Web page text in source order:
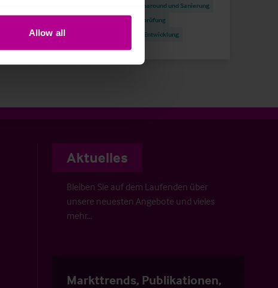
Allow all
Turnaround und Sanierung
Pachtprüfung
Investitionen und Entwicklung
Aktuelles
Bleiben Sie auf dem Laufenden über
unsere neuesten Angebote und vieles
mehr…
Markttrends, Publikationen,